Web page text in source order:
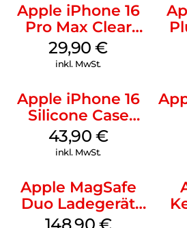
Apple iPhone 16
Pro Max Clear
Case MagSafe
Transparent
29,90€
inkl. MwSt.
Apple iPhone 16
Silicone Case
MagSafe Plum
43,90 €
inkl. MwSt.
Apple MagSafe
Duo Ladegerät
Weiß